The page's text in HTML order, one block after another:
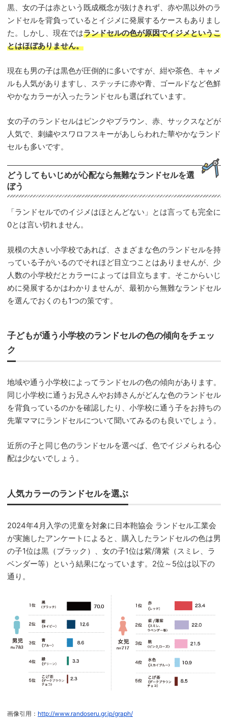
黒、女の子は赤という既成概念が抜けきれず、赤や黒以外のラ
ンドセルを背負っているとイジメに発展するケースもありまし
た。しかし、現在ではランドセルの色が原因でイジメというこ
とはほぼありません。
現在も男の子は黒色が圧倒的に多いですが、紺や茶色、キャメ
ルも人気がありますし、ステッチに赤や青、ゴールドなど色鮮
やかなカラーが入ったランドセルも選ばれています。
女の子のランドセルはピンクやブラウン、赤、サックスなどが
人気で、刺繍やスワロフスキーがあしらわれた華やかなランド
セルも多いです。
どうしてもいじめが心配なら無難なランドセルを選
ぼう
「ランドセルでのイジメはほとんどない」とは言っても完全に
0とは言い切れません。
規模の大きい小学校であれば、さまざまな色のランドセルを持
っている子がいるのでそれほど目立つことはありませんが、少
人数の小学校だとカラーによっては目立ちます。そこからいじ
めに発展するかはわかりませんが、最初から無難なランドセル
を選んでおくのも1つの策です。
子どもが通う小学校のランドセルの色の傾向をチェッ
ク
地域や通う小学校によってランドセルの色の傾向があります。
同じ小学校に通うお兄さんやお姉さんがどんな色のランドセル
を背負っているのかを確認したり、小学校に通う子をお持ちの
先輩ママにランドセルについて聞いてみるのも良いでしょう。
近所の子と同じ色のランドセルを選べば、色でイジメられる心
配は少ないでしょう。
人気カラーのランドセルを選ぶ
2024年4月入学の児童を対象に日本鞄協会 ランドセル工業会
が実施したアンケートによると、購入したランドセルの色は男
の子1位は黒（ブラック）、女の子1位は紫/薄紫（スミレ、ラ
ベンダー等）という結果になっています。2位～5位は以下の
通り。
画像引用： http://www.randoseru.gr.jp/graph/